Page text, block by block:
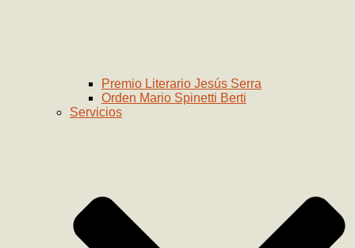
Premio Literario Jesús Serra
Orden Mario Spinetti Berti
Servicios